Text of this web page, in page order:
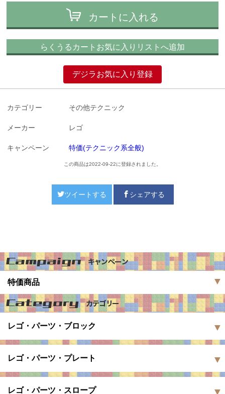
カートに入れる
らくうるカートお気に入りリストへ追加
デジラお気に入り登録
カテゴリー その他テクニック
メーカー レゴ
キャンペーン 特価(テクニック系全般)
この商品は2022-09-22に登録されました。
ツイートする シェアする
特価商品
レゴ・パーツ・ブロック
レゴ・パーツ・プレート
レゴ・パーツ・スロープ